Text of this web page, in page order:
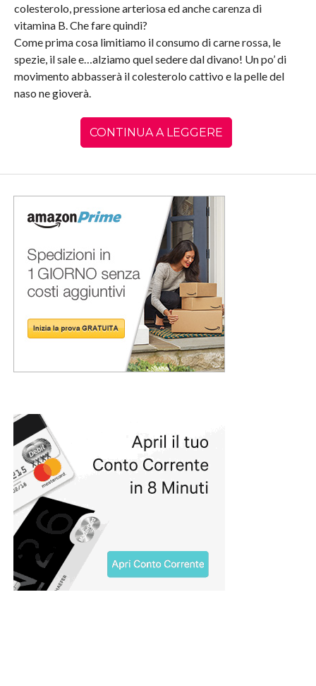
colesterolo, pressione arteriosa ed anche carenza di
vitamina B. Che fare quindi?
Come prima cosa limitiamo il consumo di carne rossa, le
spezie, il sale e…alziamo quel sedere dal divano! Un po’ di
movimento abbasserà il colesterolo cattivo e la pelle del
naso ne gioverà.
CONTINUA A LEGGERE